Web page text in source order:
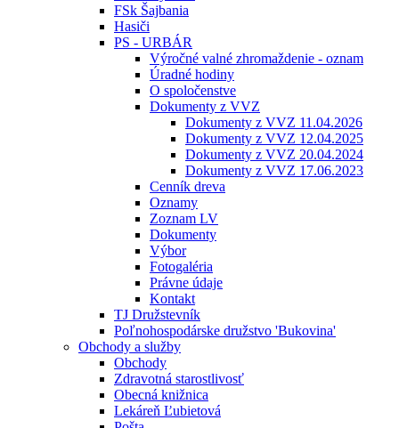
FSk Šajbania
Hasiči
PS - URBÁR
Výročné valné zhromaždenie - oznam
Úradné hodiny
O spoločenstve
Dokumenty z VVZ
Dokumenty z VVZ 11.04.2026
Dokumenty z VVZ 12.04.2025
Dokumenty z VVZ 20.04.2024
Dokumenty z VVZ 17.06.2023
Cenník dreva
Oznamy
Zoznam LV
Dokumenty
Výbor
Fotogaléria
Právne údaje
Kontakt
TJ Družstevník
Poľnohospodárske družstvo 'Bukovina'
Obchody a služby
Obchody
Zdravotná starostlivosť
Obecná knižnica
Lekáreň Ľubietová